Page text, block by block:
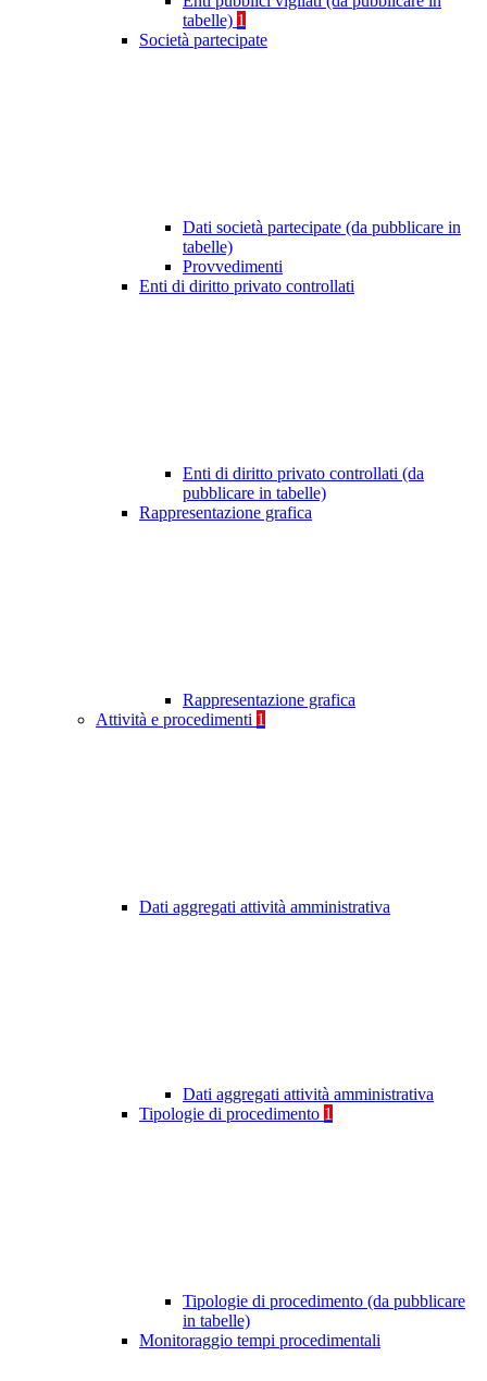
tabelle) 1
Società partecipate
Dati società partecipate (da pubblicare in
tabelle)
Provvedimenti
Enti di diritto privato controllati
Enti di diritto privato controllati (da
pubblicare in tabelle)
Rappresentazione grafica
Rappresentazione grafica
Attività e procedimenti 1
Dati aggregati attività amministrativa
Dati aggregati attività amministrativa
Tipologie di procedimento 1
Tipologie di procedimento (da pubblicare
in tabelle)
Monitoraggio tempi procedimentali